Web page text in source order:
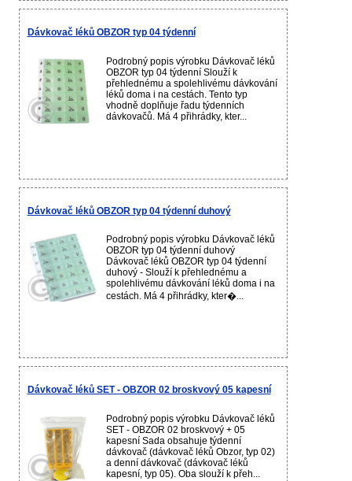
Dávkovač léků OBZOR typ 04 týdenní
Podrobný popis výrobku Dávkovač léků
OBZOR typ 04 týdenní Slouží k
přehlednému a spolehlivému dávkování
léků doma i na cestách. Tento typ
vhodně doplňuje řadu týdenních
dávkovačů. Má 4 přihrádky, kter...
Dávkovač léků OBZOR typ 04 týdenní duhový
Podrobný popis výrobku Dávkovač léků
OBZOR typ 04 týdenní duhový
Dávkovač léků OBZOR typ 04 týdenní
duhový - Slouží k přehlednému a
spolehlivému dávkování léků doma i na
cestách. Má 4 přihrádky, kter�...
Dávkovač léků SET - OBZOR 02 broskvový 05 kapesní
Podrobný popis výrobku Dávkovač léků
SET - OBZOR 02 broskvový + 05
kapesní Sada obsahuje týdenní
dávkovač (dávkovač léků Obzor, typ 02)
a denní dávkovač (dávkovač léků
kapesní, typ 05). Oba slouží k přeh...